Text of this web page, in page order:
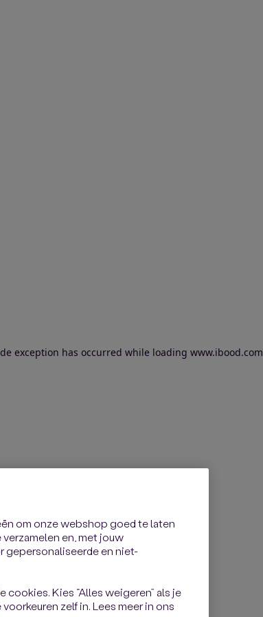
exception has occurred while loading www.ibood.com
om onze webshop goed te laten
en, met jouw
gepersonaliseerde en niet-
cookies. Kies “Alles weigeren” als je
zelf in. Lees meer in ons